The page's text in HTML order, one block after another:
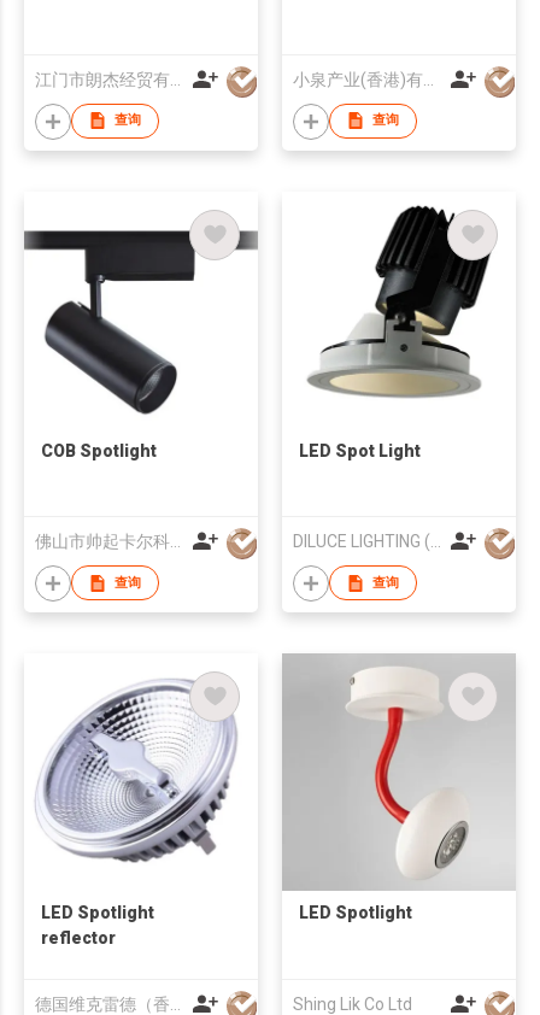
查询 查询
COB Spotlight
佛山市帅起卡尔科技照明有限公司
查询
LED Spot Light
DILUCE LIGHTING (HONG KONG) LIMITED
查询
LED Spotlight
reflector
LED Spotlight
Shing Lik Co Ltd